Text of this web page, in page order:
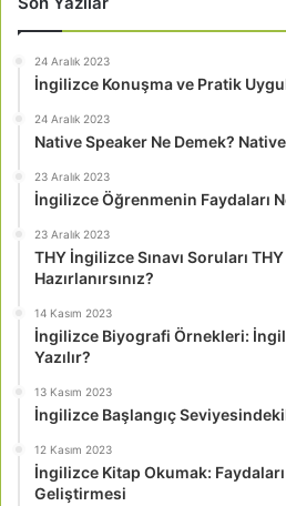
24 Aralık 2023
İngilizce Konuşma ve Pratik
24 Aralık 2023
Native Speaker Ne Demek?
23 Aralık 2023
İngilizce Öğrenmenin Faydaları
23 Aralık 2023
THY İngilizce Sınavı Soruları
Hazırlanırsınız?
14 Kasım 2023
İngilizce Biyografi Örnekleri:
Yazılır?
13 Kasım 2023
İngilizce Başlangıç
12 Kasım 2023
İngilizce Kitap Okumak:
Geliştirmesi